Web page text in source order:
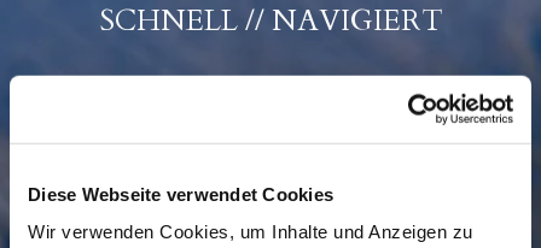
Diese Webseite verwendet Cookies
Wir verwenden Cookies, um Inhalte und Anzeigen zu
SCHNELL // NAVIGIERT